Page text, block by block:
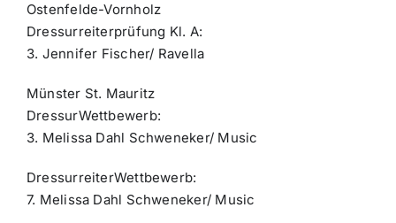
Ostenfelde-Vornholz
Dressurreiterprüfung Kl. A:
3. Jennifer Fischer/ Ravella
Münster St. Mauritz
DressurWettbewerb:
3. Melissa Dahl Schweneker/ Music
DressurreiterWettbewerb:
7. Melissa Dahl Schweneker/ Music